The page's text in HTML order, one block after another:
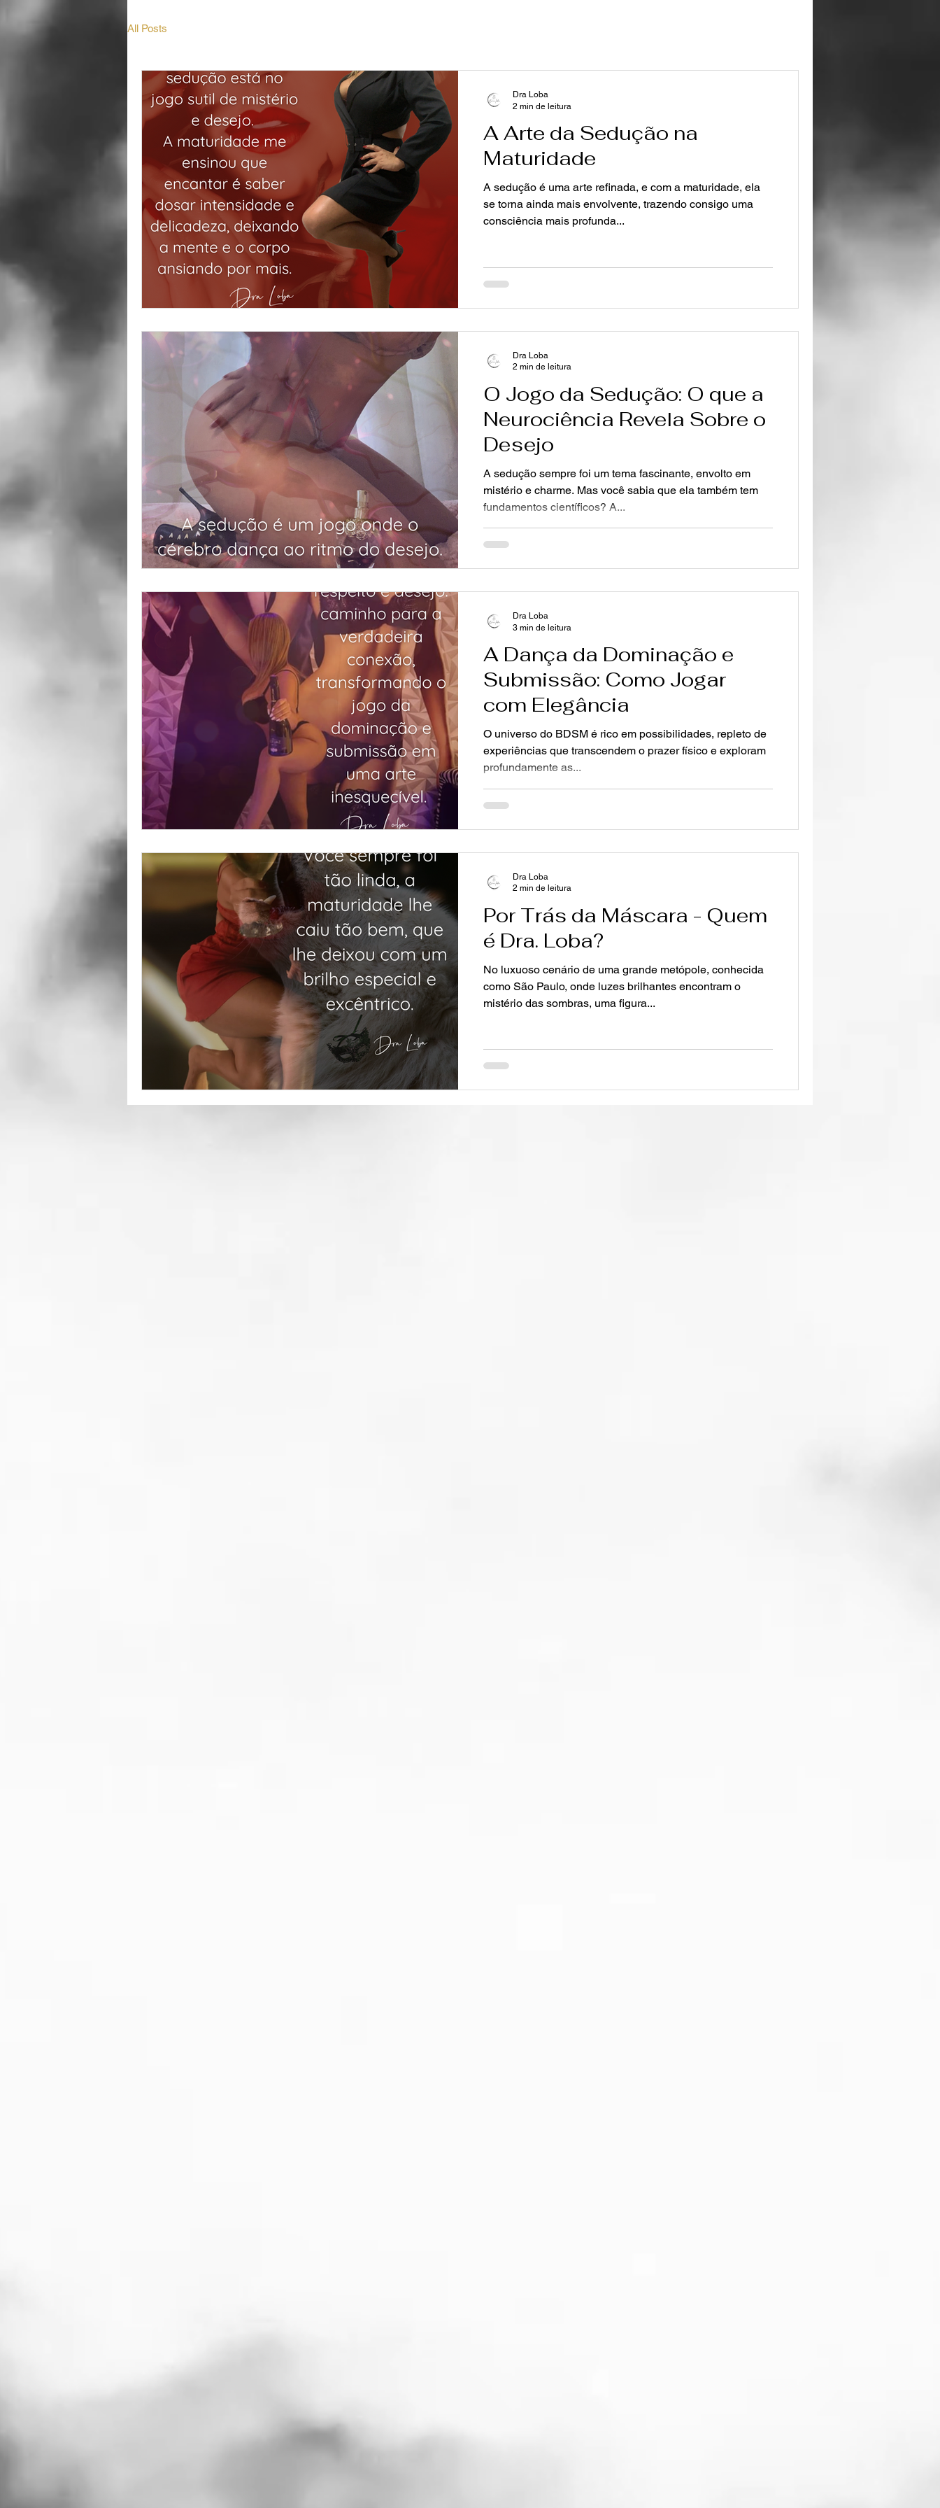
All Posts
A Arte da Sedução na
Maturidade
A sedução é uma arte refinada, e com a maturidade, ela
se torna ainda mais envolvente, trazendo consigo uma
consciência mais profunda...
Dra Loba
2 min de leitura
O Jogo da Sedução: O que a
Neurociência Revela Sobre o
Desejo
A sedução sempre foi um tema fascinante, envolto em
mistério e charme. Mas você sabia que ela também tem
fundamentos científicos? A...
Dra Loba
2 min de leitura
A Dança da Dominação e
Submissão: Como Jogar
com Elegância
O universo do BDSM é rico em possibilidades, repleto de
experiências que transcendem o prazer físico e exploram
profundamente as...
Dra Loba
3 min de leitura
Por Trás da Máscara - Quem
é Dra. Loba?
No luxuoso cenário de uma grande metópole, conhecida
como São Paulo, onde luzes brilhantes encontram o
mistério das sombras, uma figura...
Dra Loba
2 min de leitura